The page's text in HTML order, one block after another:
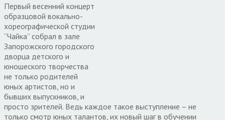
Первый весенний концерт
образцовой вокально-
хореографической студии
“Чайка” собрал в зале
Запорожского городского
дворца детского и
юношеского творчества
не только родителей
юных артистов, но и
бывших выпускников, и
просто зрителей. Ведь каждое такое выступление – не
только смотр юных талантов, их новый шаг в обучении